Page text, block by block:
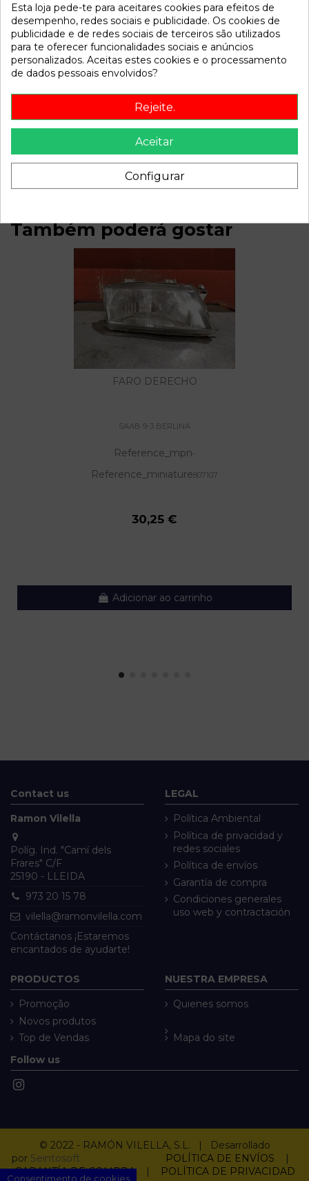
Modelo
9-3 BERLINA
Referência 807117
Disponível a partir de: 2022-04-06
Descrição
Recambio de alternador para saab 9-3 berlina referencia
OEM IAM 0123510089 5246889 14V 70-120A
Também poderá gostar
FARO DERECHO
SAAB 9-3 BERLINA
Reference_mpn-
Reference_miniature807107
30,25 €
Adicionar ao carrinho
Contact us
Ramon Vilella
Políg. Ind. "Camí dels
Frares" C/F
25190 - LLEIDA
973 20 15 78
vilella@ramonvilella.com
Contáctanos ¡Estaremos
encantados de ayudarte!
LEGAL
Política Ambiental
Política de privacidad y
redes sociales
Política de envíos
Garantía de compra
Condiciones generales
uso web y contractación
PRODUCTOS
Promoção
Novos produtos
Top de Vendas
NUESTRA EMPRESA
Quienes somos
Mapa do site
Follow us
© 2022 - RAMÓN VILELLA, S.L. | Desarrollado
por Seintosoft POLÍTICA DE ENVÍOS
|
GARANTÍA DE COMPRA| POLÍTICA DE PRIVACIDAD
Esta loja pede-te para aceitares cookies para efeitos de
desempenho, redes sociais e publicidade. Os cookies de
publicidade e de redes sociais de terceiros são utilizados
para te oferecer funcionalidades sociais e anúncios
personalizados. Aceitas estes cookies e o processamento
de dados pessoais envolvidos?
Rejeite.
Aceitar
Configurar
Consentimento de cookies